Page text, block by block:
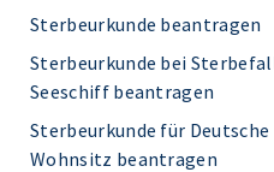
Sterbeurkunde beantragen
Sterbeurkunde bei
Seeschiff beantragen
Sterbeurkunde für
Wohnsitz beantragen